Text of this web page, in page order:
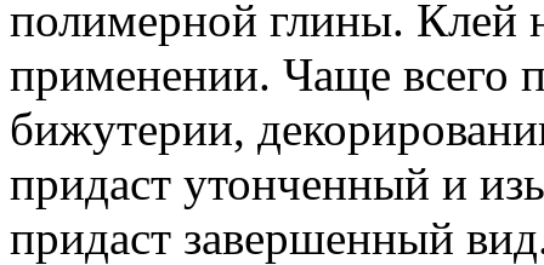
полимерной глины. Клей
применении. Чаще всего
бижутерии,
придаст утонченный и
придаст завершенный